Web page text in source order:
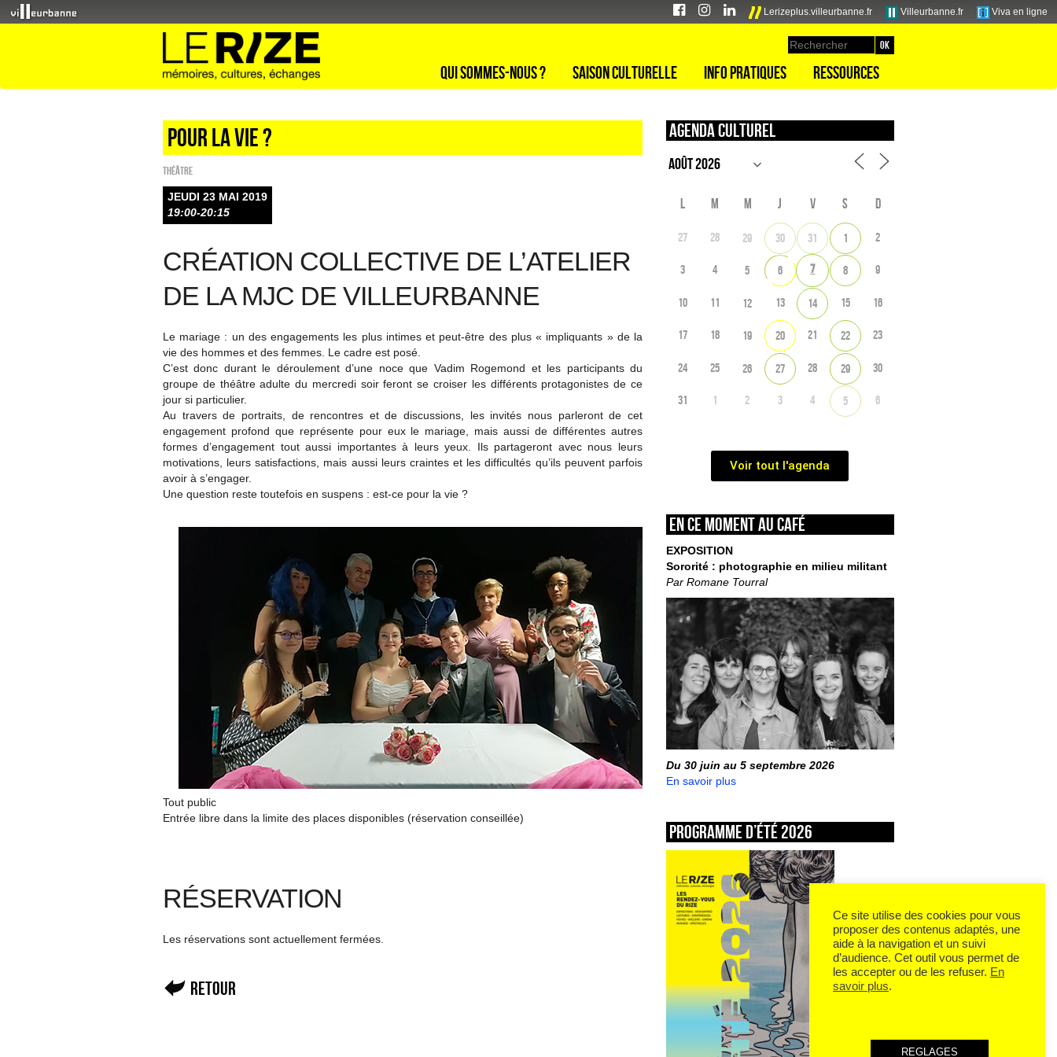
Lerizeplus.villeurbanne.fr Villeurbanne.fr Viva en ligne
Qui sommes-nous ? Saison culturelle Info pratiques Ressources
Pour la vie ?
Théâtre
JEUDI 23 MAI 2019
19:00-20:15
CRÉATION COLLECTIVE DE L’ATELIER
DE LA MJC DE VILLEURBANNE
Le mariage : un des engagements les plus intimes et peut-être des plus « impliquants » de la
vie des hommes et des femmes. Le cadre est posé.
C’est donc durant le déroulement d’une noce que Vadim Rogemond et les participants du
groupe de théâtre adulte du mercredi soir feront se croiser les différents protagonistes de ce
jour si particulier.
Au travers de portraits, de rencontres et de discussions, les invités nous parleront de cet
engagement profond que représente pour eux le mariage, mais aussi de différentes autres
formes d’engagement tout aussi importantes à leurs yeux. Ils partageront avec nous leurs
motivations, leurs satisfactions, mais aussi leurs craintes et les difficultés qu’ils peuvent parfois
avoir à s’engager.
Une question reste toutefois en suspens : est-ce pour la vie ?
Tout public
Entrée libre dans la limite des places disponibles (réservation conseillée)
RÉSERVATION
Les réservations sont actuellement fermées.
Retour
Agenda culturel
L M M J V S D
27 28 29 30 31 1 2
3 4 5 6 7 8 9
10 11 12 13 14 15 16
17 18 19 20 21 22 23
24 25 26 27 28 29 30
31 1 2 3 4 5 6
Voir tout l'agenda
En ce moment au café
EXPOSITION
Sororité : photographie en milieu militant
Par Romane Tourral
Du 30 juin au 5 septembre 2026
En savoir plus
Programme d’été 2026
Ce site utilise des cookies pour vous
proposer des contenus adaptés, une
aide à la navigation et un suivi
d’audience. Cet outil vous permet de
les accepter ou de les refuser. En
savoir plus.
REGLAGES